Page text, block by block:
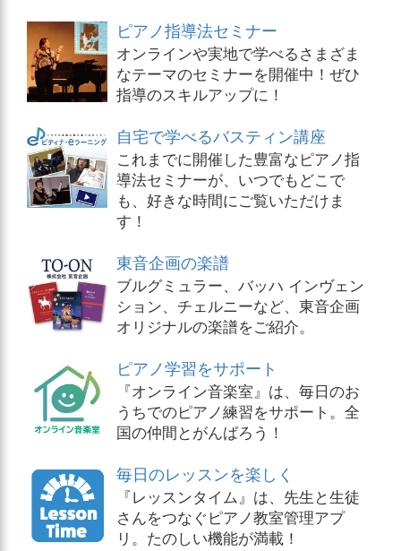
ピアノ指導法セミナー
オンラインや実地で学べるさまざま
なテーマのセミナーを開催中！ぜひ
指導のスキルアップに！
自宅で学べるバスティン講座
これまでに開催した豊富なピアノ指
導法セミナーが、いつでもどこで
も、好きな時間にご覧いただけま
す！
東音企画の楽譜
ブルグミュラー、バッハ インヴェン
ション、チェルニーなど、東音企画
オリジナルの楽譜をご紹介。
ピアノ学習をサポート
『オンライン音楽室』は、毎日のお
うちでのピアノ練習をサポート。全
国の仲間とがんばろう！
毎日のレッスンを楽しく
『レッスンタイム』は、先生と生徒
さんをつなぐピアノ教室管理アプ
リ。たのしい機能が満載！